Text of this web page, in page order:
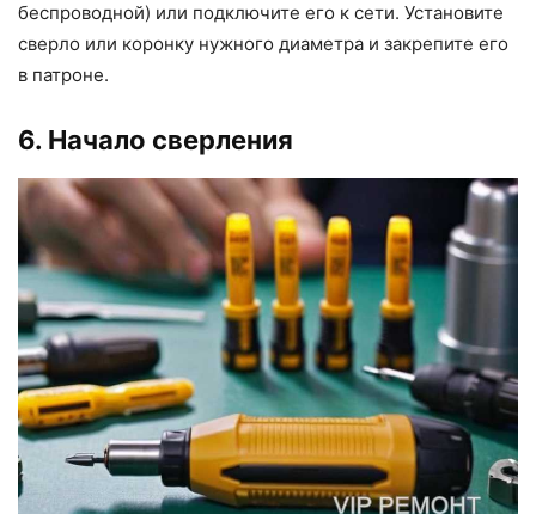
беспроводной) или подключите его к сети. Установите
сверло или коронку нужного диаметра и закрепите его
в патроне.
6. Начало сверления